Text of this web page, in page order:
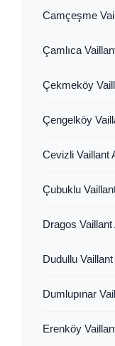
Camçeşme
Çamlıca
Çekmeköy
Çengelköy
Cevizli Vaillant
Çubuklu
Dragos
Dudullu
Dumlupınar
Erenköy